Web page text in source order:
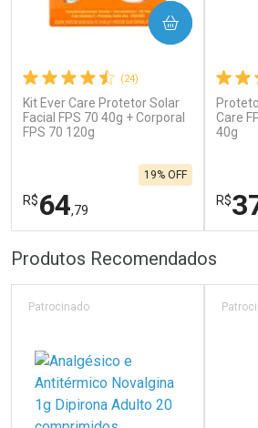
(24)
Kit Ever Care Protetor Solar
Facial FPS 70 40g + Corporal
FPS 70 120g
R$64,79
19% OFF
COMPRAR
FECHAR
Laboratório
FECHAR
Por Menos
Care
40g
R$
Por
Produtos Recomendados
Patrocinado